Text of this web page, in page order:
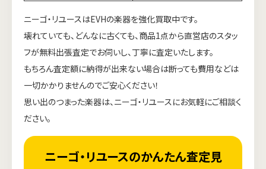
ニーゴ・リユースはEVHの楽器を強化買取中です。
壊れていても、どんなに古くても、商品1点から直営店のスタッ
フが無料出張査定でお伺いし、丁寧に査定いたします。
もちろん査定額に納得が出来ない場合は断っても費用などは
一切かかりませんのでご安心ください！
思い出のつまった楽器は、ニーゴ・リユースにお気軽にご相談く
ださい。
ニーゴ・リユースのかんたん査定見